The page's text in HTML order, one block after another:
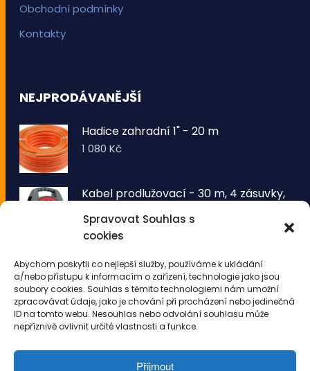
Spravovat Souhlas s
cookies
Abychom poskytli co nejlepší služby, používáme k ukládání
a/nebo přístupu k informacím o zařízení, technologie jako jsou
soubory cookies. Souhlas s těmito technologiemi nám umožní
zpracovávat údaje, jako je chování při procházení nebo jedinečná
ID na tomto webu. Nesouhlas nebo odvolání souhlasu může
nepříznivě ovlivnit určité vlastnosti a funkce.
Přijmout
Obchodní podmínky
Kontakty
NEJPRODÁVANĚJŠÍ
Hadice zahradní 1" - 20 m
1 080Kč
Kabel prodlužovací - 30 m, 4 zásuvky,
1 260Kč
drátů 50 LED - teplá bílá
343Kč